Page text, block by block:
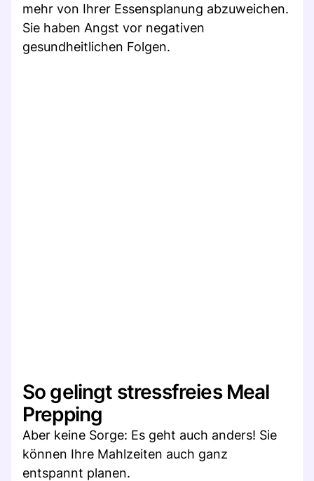
mehr von Ihrer Essensplanung abzuweichen.
Sie haben Angst vor negativen
gesundheitlichen Folgen.
So gelingt stressfreies Meal
Prepping
Aber keine Sorge: Es geht auch anders! Sie
können Ihre Mahlzeiten auch ganz
entspannt planen.